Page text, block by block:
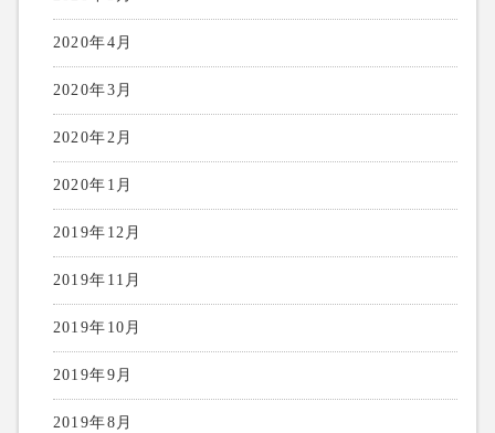
2020年4月
2020年3月
2020年2月
2020年1月
2019年12月
2019年11月
2019年10月
2019年9月
2019年8月